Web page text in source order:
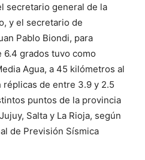
secretario general de la
y el secretario de
Pablo Biondi, para
grados tuvo como
Agua, a 45 kilómetros al
réplicas de entre 3.9 y 2.5
puntos de la provincia
Salta y La Rioja, según
de Previsión Sísmica